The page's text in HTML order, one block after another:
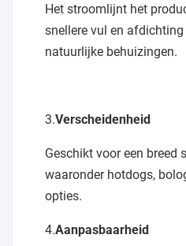
Het stroomlijnt het
snellere vul en
natuurlijke behuizingen.
3.Verscheidenheid
Geschikt voor een breed
waaronder hotdogs,
opties.
4.Aanpasbaarheid